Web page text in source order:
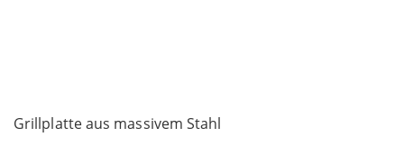
Grillplatte aus massivem Stahl
gallery
to